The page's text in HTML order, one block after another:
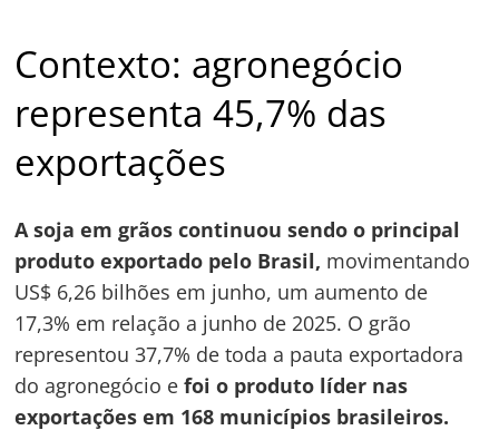
Contexto: agronegócio
representa 45,7% das
exportações
A soja em grãos continuou sendo o principal
produto exportado pelo Brasil, movimentando
US$ 6,26 bilhões em junho, um aumento de
17,3% em relação a junho de 2025. O grão
representou 37,7% de toda a pauta exportadora
do agronegócio efoi o produto líder nas
exportações em 168 municípios brasileiros.